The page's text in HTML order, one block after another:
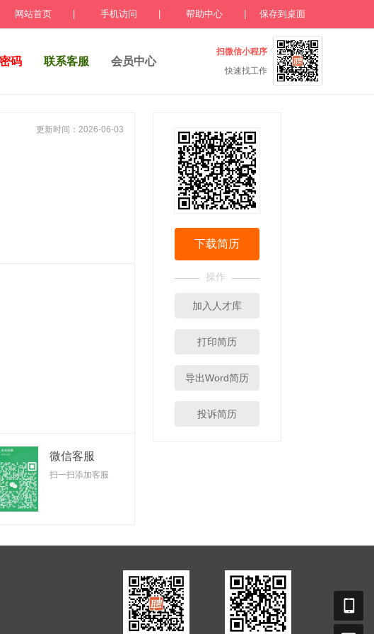
网站首页 手机访问 帮助中心 保存到桌面
码 联系客服 会员中心
扫微信小程序
快速找工作
更新时间：2026-06-03
微信客服
扫一扫添加客服
下载简历
操作
加入人才库
打印简历
导出Word简历
投诉简历